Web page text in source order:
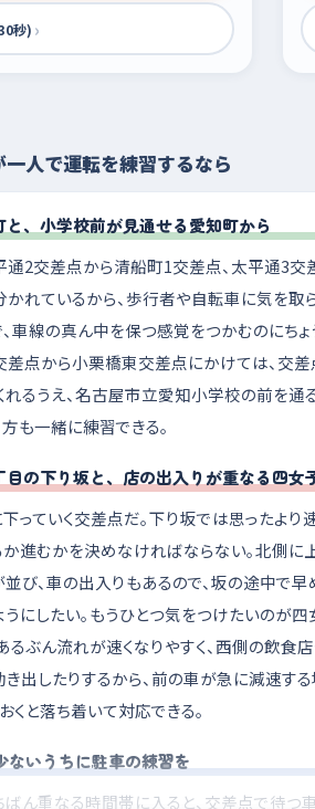
秒) ›
人で運転を練習するなら
、小学校前が見通せる愛知町から
2交差点から清船町1交差点、太平通3交
かれているから、歩行者や自転車に気を取
車線の真ん中を保つ感覚をつかむのにちょ
差点から小栗橋東交差点にかけては、交差
るうえ、名古屋市立愛知小学校の前を通
も一緒に練習できる。
の下り坂と、店の出入りが重なる四女
っていく交差点だ。下り坂では思ったより
か進むかを決めなければならない。北側に
び、車の出入りもあるので、坂の途中で早
にしたい。もうひとつ気をつけたいのが四
ぶん流れが速くなりやすく、西側の飲食
出したりするから、前の車が急に減速す
と落ち着いて対応できる。
いうちに駐車の練習を
ん重なる時間帯に入ると、交差点で待つ